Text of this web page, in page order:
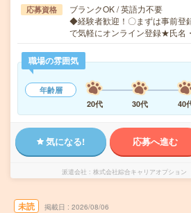
応募資格
ブランクOK / 英語力不要
◆経験者歓迎！〇まずは事前登
で気軽にオンライン登録★氏名
職場の雰囲気
年齢層
20代
30代 40
気になる! 応募へ進む
派遣会社 株式会社綜合キャリアオプション
未読 掲載日 2026/08/06